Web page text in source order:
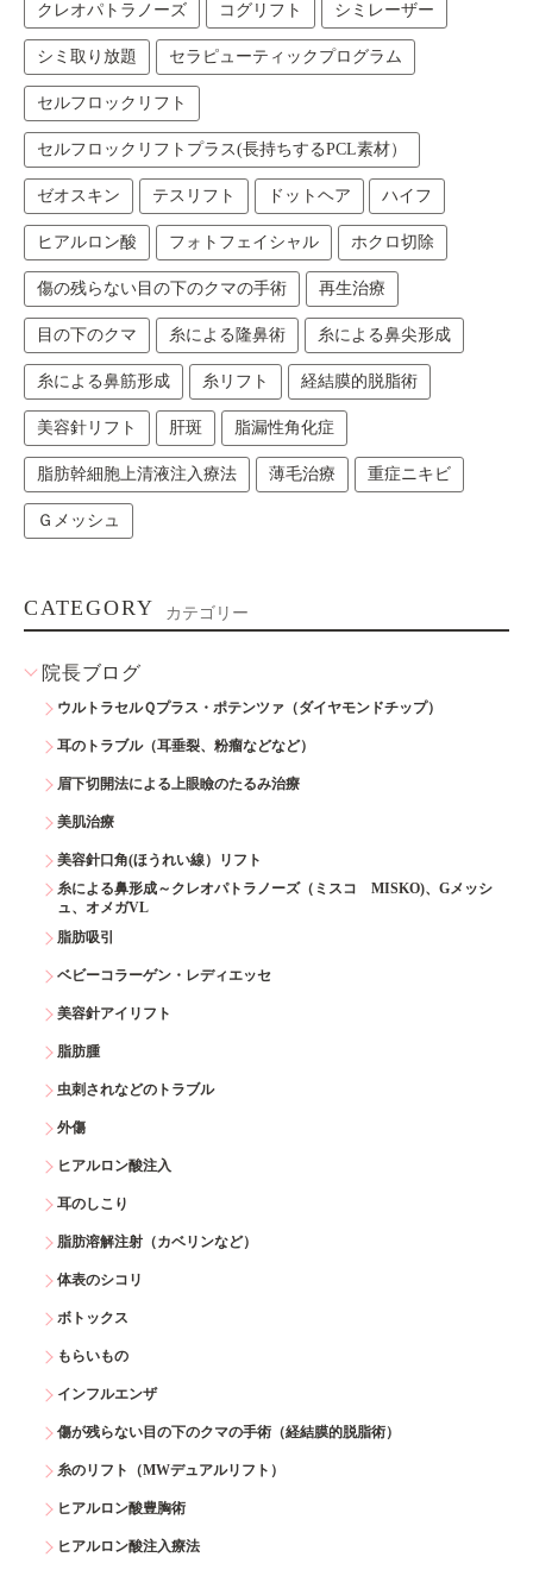
クレオパトラノーズ コグリフト シミレーザー
シミ取り放題 セラピューティックプログラム
セルフロックリフト
セルフロックリフトプラス(長持ちするPCL素材）
ゼオスキン テスリフト ドットヘア ハイフ
ヒアルロン酸 フォトフェイシャル ホクロ切除
傷の残らない目の下のクマの手術 再生治療
目の下のクマ 糸による隆鼻術 糸による鼻尖形成
糸による鼻筋形成 糸リフト 経結膜的脱脂術
美容針リフト 肝斑 脂漏性角化症
脂肪幹細胞上清液注入療法 薄毛治療 重症ニキビ
Ｇメッシュ
CATEGORY カテゴリー
院長ブログ
ウルトラセルＱプラス・ポテンツァ（ダイヤモンドチップ）
耳のトラブル（耳垂裂、粉瘤などなど）
眉下切開法による上眼瞼のたるみ治療
美肌治療
美容針口角(ほうれい線）リフト
糸による鼻形成～クレオパトラノーズ（ミスコ MISKO)、Gメッシ
ュ、オメガVL
脂肪吸引
ベビーコラーゲン・レディエッセ
美容針アイリフト
脂肪腫
虫刺されなどのトラブル
外傷
ヒアルロン酸注入
耳のしこり
脂肪溶解注射（カベリンなど）
体表のシコリ
ボトックス
もらいもの
インフルエンザ
傷が残らない目の下のクマの手術（経結膜的脱脂術）
糸のリフト（MWデュアルリフト）
ヒアルロン酸豊胸術
ヒアルロン酸注入療法